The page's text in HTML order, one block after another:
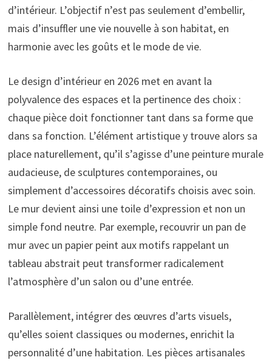
d’intérieur. L’objectif n’est pas seulement d’embellir,
mais d’insuffler une vie nouvelle à son habitat, en
harmonie avec les goûts et le mode de vie.
Le design d’intérieur en 2026 met en avant la
polyvalence des espaces et la pertinence des choix :
chaque pièce doit fonctionner tant dans sa forme que
dans sa fonction. L’élément artistique y trouve alors sa
place naturellement, qu’il s’agisse d’une peinture murale
audacieuse, de sculptures contemporaines, ou
simplement d’accessoires décoratifs choisis avec soin.
Le mur devient ainsi une toile d’expression et non un
simple fond neutre. Par exemple, recouvrir un pan de
mur avec un papier peint aux motifs rappelant un
tableau abstrait peut transformer radicalement
l’atmosphère d’un salon ou d’une entrée.
Parallèlement, intégrer des œuvres d’arts visuels,
qu’elles soient classiques ou modernes, enrichit la
personnalité d’une habitation. Les pièces artisanales